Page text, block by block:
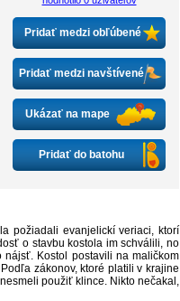
Pridať medzi obľúbené
Pridať medzi navštívené
Ukázať na mape
Pridať do batohu
požiadali evanjelickí veriaci, ktorí
o stavbu kostola im schválili, no
Kostol postavili na maličkom
zákonov, ktoré platili v krajine
použiť klince. Nikto nečakal,